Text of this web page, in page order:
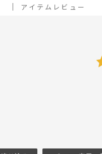
アイテムレビュー